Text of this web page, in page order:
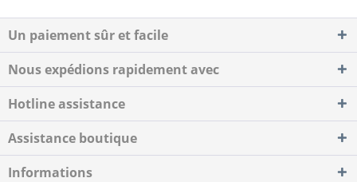
Un paiement sûr et facile
Nous expédions rapidement avec
Hotline assistance
Assistance boutique
Informations